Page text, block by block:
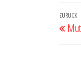
Beitrag
ZURÜCK